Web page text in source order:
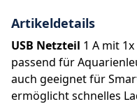
Artikeldetails
USB Netzteil 1 A mit
passend für
auch geeignet für
ermöglicht schnelles